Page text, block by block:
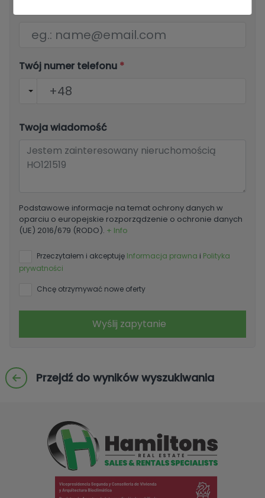
Twój numer telefonu *
Twoja wiadomość
Podstawowe informacje na temat ochrony danych w
oparciu o europejskie rozporządzenie o ochronie danych
(UE) 2016/679 (RODO). + Info
Przeczytałem i akceptuję Informacja prawna i Polityka
prywatności
Chcę otrzymywać nowe oferty
Wyślij zapytanie
Przejdź do wyników wyszukiwania